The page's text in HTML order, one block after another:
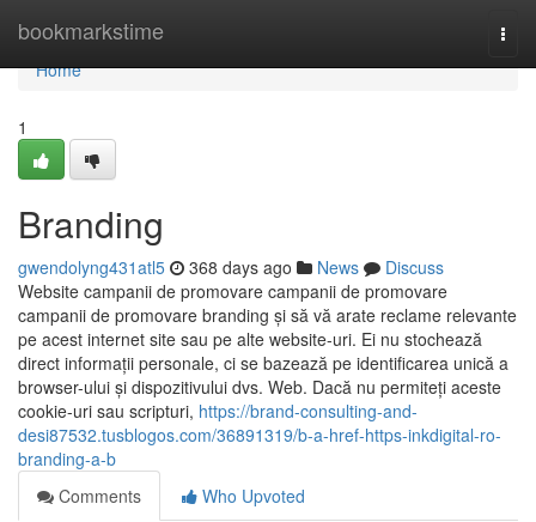
bookmarkstime
Home
Home
1
Branding
gwendolyng431atl5 368 days ago News
Discuss
Website campanii de promovare campanii de promovare
campanii de promovare branding și să vă arate reclame relevante
pe acest internet site sau pe alte website-uri. Ei nu stochează
direct informații personale, ci se bazează pe identificarea unică a
browser-ului și dispozitivului dvs. Web. Dacă nu permiteți aceste
cookie-uri sau scripturi, https://brand-consulting-and-
desi87532.tusblogos.com/36891319/b-a-href-https-inkdigital-ro-
branding-a-b
Comments
Who Upvoted